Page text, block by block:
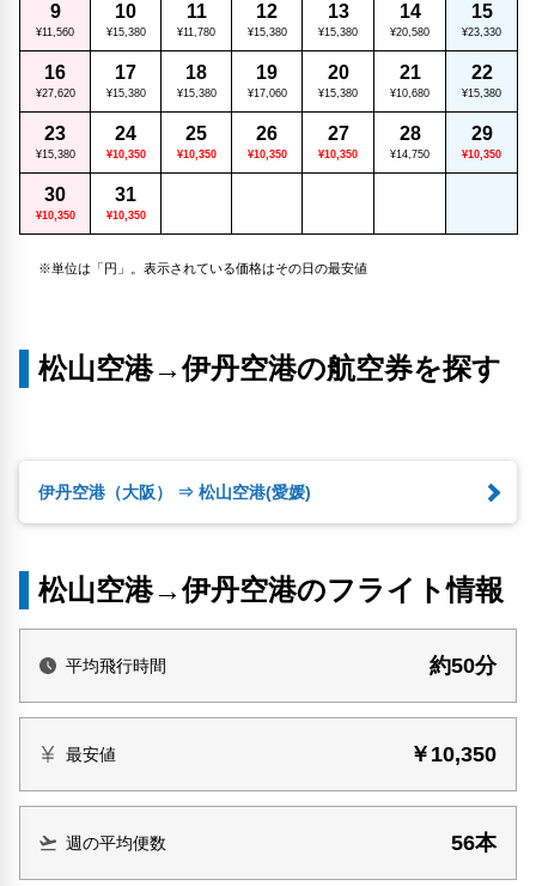
9
¥11,560
10
¥15,380
11
¥11,780
12
¥15,380
13
¥15,380
14
¥20,580
15
¥23,330
16
¥27,620
17
¥15,380
18
¥15,380
19
¥17,060
20
¥15,380
21
¥10,680
22
¥15,380
23
¥15,380
24
¥10,350
25
¥10,350
26
¥10,350
27
¥10,350
28
¥14,750
29
¥10,350
30
¥10,350
31
¥10,350
※単位は「円」。表示されている価格はその日の最安値
松山空港→伊丹空港の航空券を探す
伊丹空港（大阪） ⇒ 松山空港(愛媛)
松山空港→伊丹空港のフライト情報
平均飛行時間 約50分
最安値 ￥10,350
週の平均便数 56本